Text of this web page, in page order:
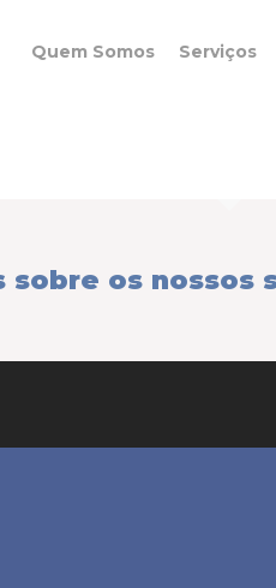
Quem Somos Serviços
sobre os nossos